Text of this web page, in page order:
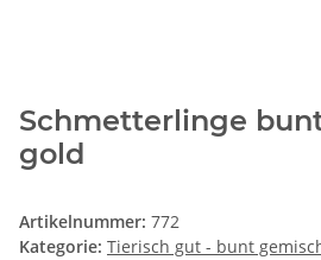
Schmetterlinge
gold
Artikelnummer: 772
Kategorie: Tierisch gut - bunt